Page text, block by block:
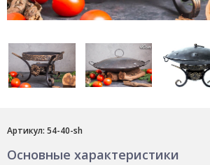
Артикул: 54-40-sh
Основные характеристики